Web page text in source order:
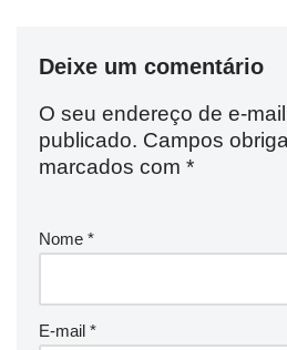
Deixe um comentário
O seu endereço de e-
publicado. Campos
marcados com *
Nome *
E-mail *